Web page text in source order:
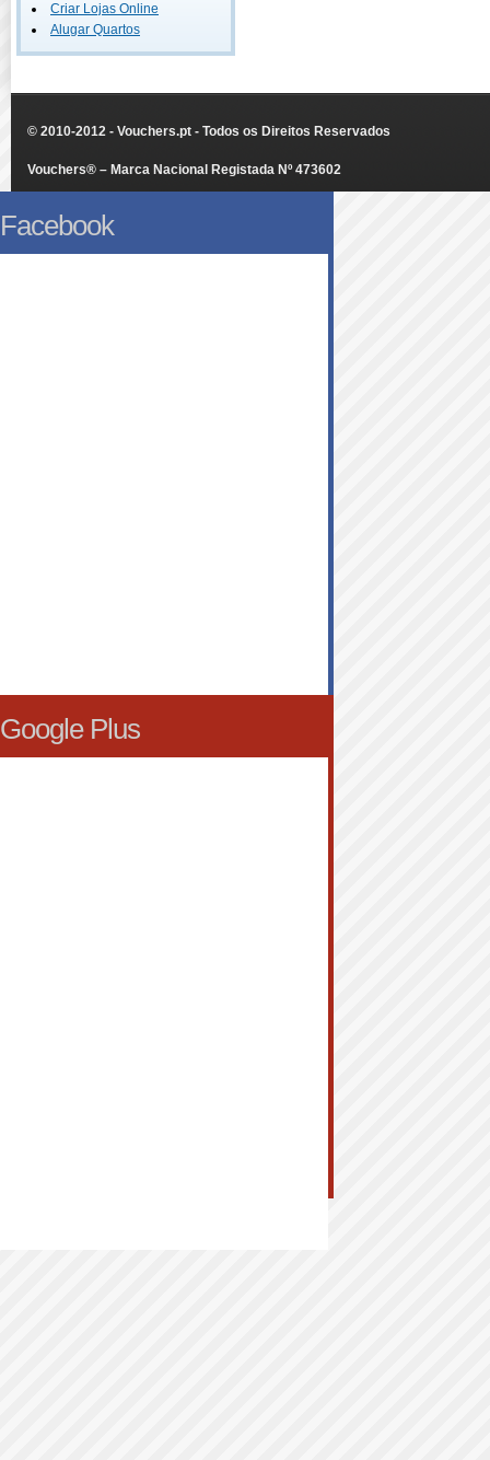
Criar Lojas Online
Alugar Quartos
© 2010-2012 - Vouchers.pt - Todos os Direitos Reservados
Vouchers® – Marca Nacional Registada Nº 473602
Facebook
Google Plus